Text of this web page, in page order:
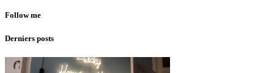
Follow me
Derniers posts